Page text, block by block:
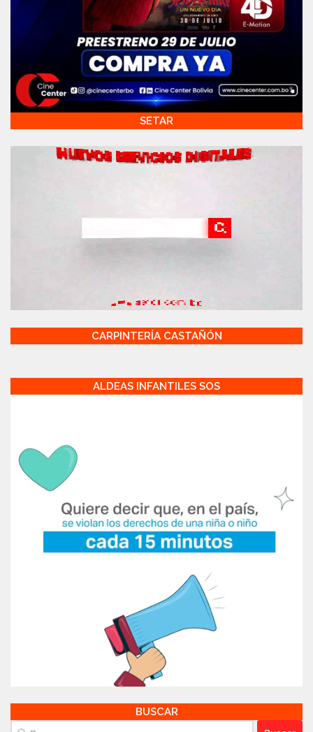
SETAR
CARPINTERÍA CASTAÑÓN
ALDEAS INFANTILES SOS
BUSCAR
Buscar: